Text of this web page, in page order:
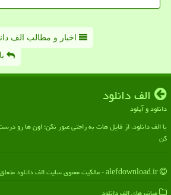
اخبار و مطالب الف
الف دانلود
دانلود و آپلود
با الف دانلود، از فایل هات به راحتی عبور نکن؛ اون ها رو
کن